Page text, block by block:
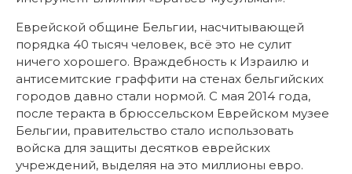
Еврейской общине Бельгии, насчитывающей
порядка 40 тысяч человек, всё это не сулит
ничего хорошего. Враждебность к Израилю и
антисемитские граффити на стенах бельгийских
городов давно стали нормой. С мая 2014 года,
после теракта в брюссельском Еврейском музее
Бельгии, правительство стало использовать
войска для защиты десятков еврейских
учреждений, выделяя на это миллионы евро.